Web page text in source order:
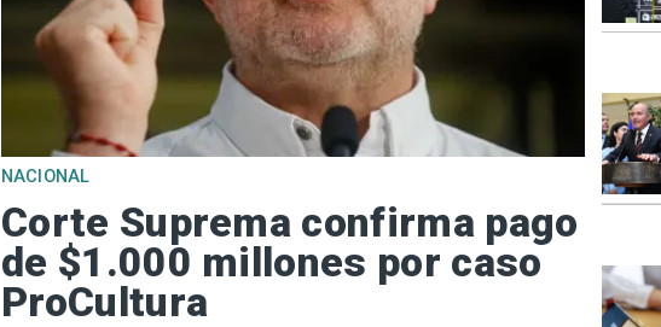
NACIONAL
Corte Suprema confirma pago
de $1.000 millones por caso
ProCultura